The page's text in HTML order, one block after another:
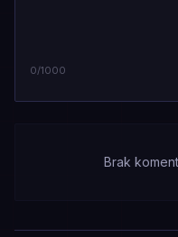
0/1000
Brak